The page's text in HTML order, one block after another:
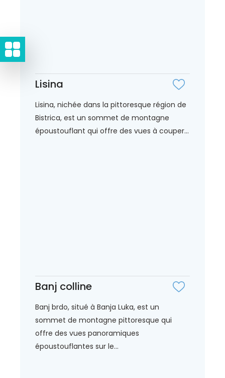
Lisina
Lisina, nichée dans la pittoresque région de
Bistrica, est un sommet de montagne
époustouflant qui offre des vues à couper...
Banj colline
Banj brdo, situé à Banja Luka, est un
sommet de montagne pittoresque qui
offre des vues panoramiques
époustouflantes sur le...